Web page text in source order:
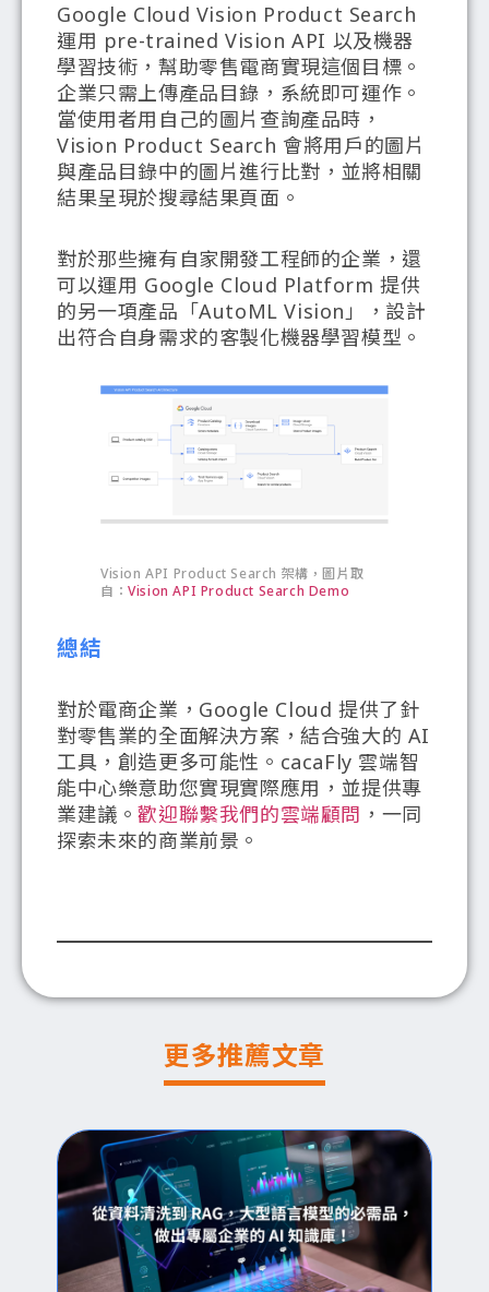
Google Cloud Vision Product Search
運用 pre-trained Vision API 以及機器
學習技術，幫助零售電商實現這個目標。
企業只需上傳產品目錄，系統即可運作。
當使用者用自己的圖片查詢產品時，
Vision Product Search 會將用戶的圖片
與產品目錄中的圖片進行比對，並將相關
結果呈現於搜尋結果頁面。
對於那些擁有自家開發工程師的企業，還
可以運用 Google Cloud Platform 提供
的另一項產品「AutoML Vision」，設計
出符合自身需求的客製化機器學習模型。
Vision API Product Search 架構，圖片取
自：Vision API Product Search Demo
總結
對於電商企業，Google Cloud 提供了針
對零售業的全面解決方案，結合強大的 AI
工具，創造更多可能性。cacaFly 雲端智
能中心樂意助您實現實際應用，並提供專
業建議。歡迎聯繫我們的雲端顧問 ，一同
探索未來的商業前景。
更多推薦文章